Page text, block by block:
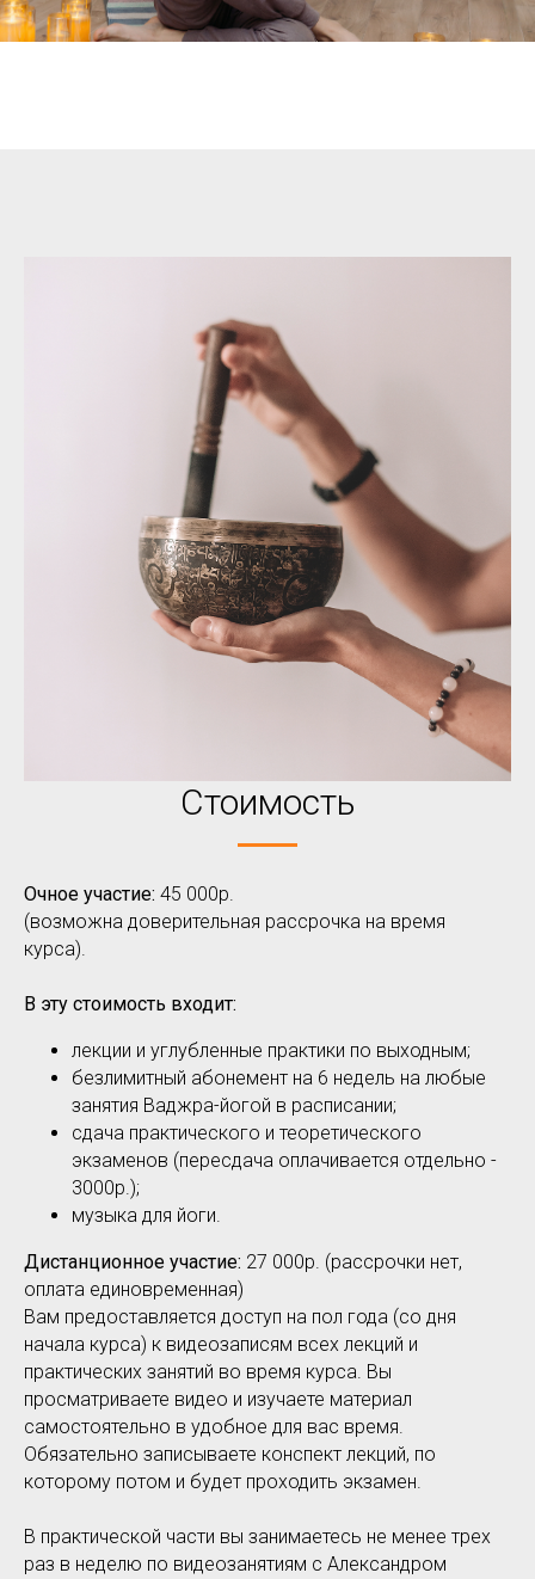
Стоимость
Очное участие: 45 000р.
(возможна доверительная рассрочка на время
курса).
В эту стоимость входит:
лекции и углубленные практики по выходным;
безлимитный абонемент на 6 недель на любые
занятия Ваджра-йогой в расписании;
сдача практического и теоретического
экзаменов (пересдача оплачивается отдельно -
3000р.);
музыка для йоги.
Дистанционное участие: 27 000р. (рассрочки нет,
оплата единовременная)
Вам предоставляется доступ на пол года (со дня
начала курса) к видеозаписям всех лекций и
практических занятий во время курса. Вы
просматриваете видео и изучаете материал
самостоятельно в удобное для вас время.
Обязательно записываете конспект лекций, по
которому потом и будет проходить экзамен.
В практической части вы занимаетесь не менее трех
раз в неделю по видеозанятиям с Александром